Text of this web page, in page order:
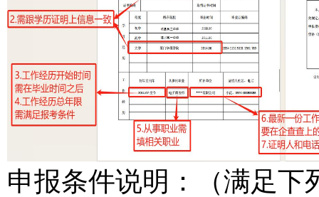
申报条件说明：（满足下